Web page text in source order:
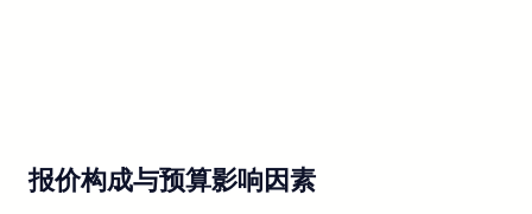
报价构成与预算影响因素